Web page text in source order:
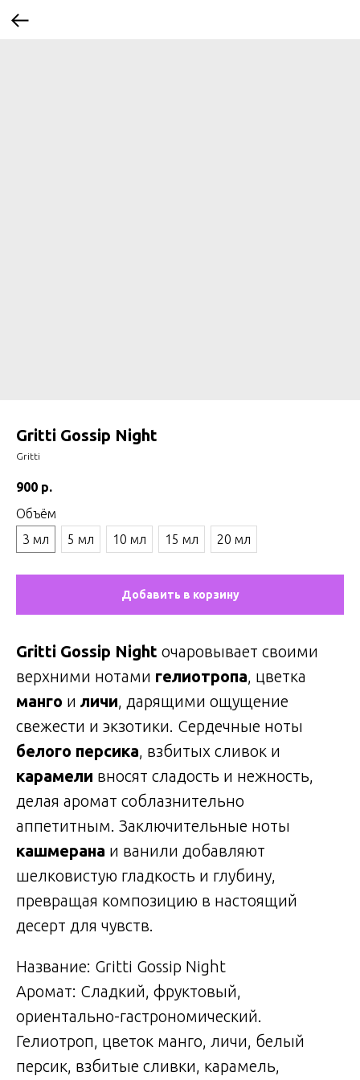
Gritti Gossip Night
Gritti
900 р.
Объём
3 мл
5 мл 10 мл 15 мл 20 мл
Добавить в корзину
Gritti Gossip Night очаровывает своими
верхними нотами гелиотропа, цветка
манго и личи, дарящими ощущение
свежести и экзотики. Сердечные ноты
белого персика, взбитых сливок и
карамели вносят сладость и нежность,
делая аромат соблазнительно
аппетитным. Заключительные ноты
кашмерана и ванили добавляют
шелковистую гладкость и глубину,
превращая композицию в настоящий
десерт для чувств.
Название: Gritti Gossip Night
Аромат: Сладкий, фруктовый,
ориентально-гастрономический.
Гелиотроп, цветок манго, личи, белый
персик, взбитые сливки, карамель,